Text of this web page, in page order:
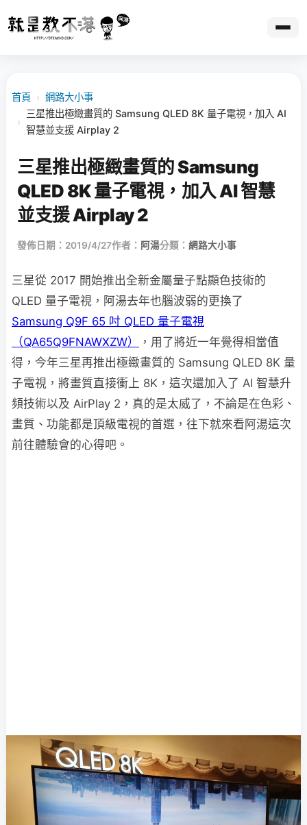
首頁 › 網路大小事
›
三星推出極緻畫質的 Samsung QLED 8K 量子電視，加入 AI
智慧並支援 Airplay 2
三星推出極緻畫質的 Samsung
QLED 8K 量子電視，加入 AI 智慧
並支援 Airplay 2
發佈日期：2019/4/27作者： 阿湯分類： 網路大小事
三星從 2017 開始推出全新金屬量子點顯色技術的
QLED 量子電視，阿湯去年也腦波弱的更換了
Samsung Q9F 65 吋 QLED 量子電視
（QA65Q9FNAWXZW）
，用了將近一年覺得相當值
得，今年三星再推出極緻畫質的 Samsung QLED 8K 量
子電視，將畫質直接衝上 8K，這次還加入了 AI 智慧升
頻技術以及 AirPlay 2，真的是太威了，不論是在色彩、
畫質、功能都是頂級電視的首選，往下就來看阿湯這次
前往體驗會的心得吧。